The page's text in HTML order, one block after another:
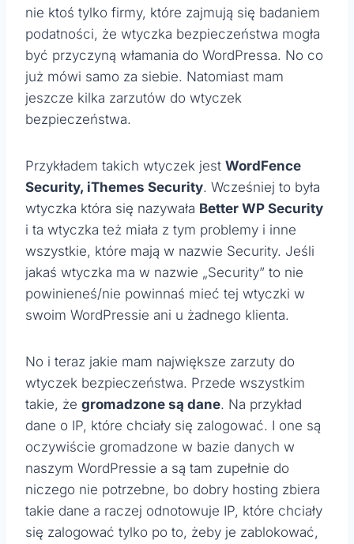
nie ktoś tylko firmy, które zajmują się badaniem
podatności, że wtyczka bezpieczeństwa mogła
być przyczyną włamania do WordPressa. No co
już mówi samo za siebie. Natomiast mam
jeszcze kilka zarzutów do wtyczek
bezpieczeństwa.
Przykładem takich wtyczek jest WordFence
Security, iThemes Security. Wcześniej to była
wtyczka która się nazywała Better WP Security
i ta wtyczka też miała z tym problemy i inne
wszystkie, które mają w nazwie Security. Jeśli
jakaś wtyczka ma w nazwie „Security” to nie
powinieneś/nie powinnaś mieć tej wtyczki w
swoim WordPressie ani u żadnego klienta.
No i teraz jakie mam największe zarzuty do
wtyczek bezpieczeństwa. Przede wszystkim
takie, że gromadzone są dane. Na przykład
dane o IP, które chciały się zalogować. I one są
oczywiście gromadzone w bazie danych w
naszym WordPressie a są tam zupełnie do
niczego nie potrzebne, bo dobry hosting zbiera
takie dane a raczej odnotowuje IP, które chciały
się zalogować tylko po to, żeby je zablokować,